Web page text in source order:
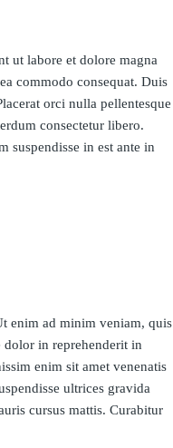
ut labore et dolore magna
commodo consequat. Duis
orci nulla pellentesque
consectetur libero.
suspendisse in est ante in
enim ad minim veniam, quis
in reprehenderit in
enim sit amet venenatis
ultrices gravida
cursus mattis. Curabitur